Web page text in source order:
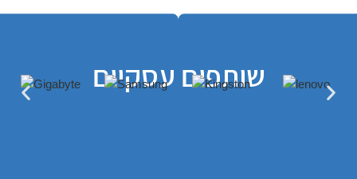
שותפים עסקיים